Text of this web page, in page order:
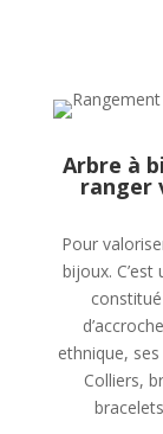
Arbre à
ranger
Pour
bijoux.
ethnique,
Colliers,